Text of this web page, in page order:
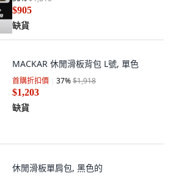
$905
缺貨
MACKAR 休閒滑板背包 L號, 單色
首購折扣價 37%$1,918
$1,203
缺貨
休閒滑板單肩包, 黑色的